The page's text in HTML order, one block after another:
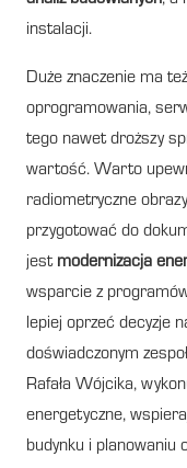
instalacji.
Duże znaczenie ma
oprogramowania,
tego nawet droższy
wartość. Warto
radiometryczne
przygotować do
jest modernizacja
wsparcie z
lepiej oprzeć decyzje
doświadczonym
Rafała Wójcika,
energetyczne,
budynku i planowaniu